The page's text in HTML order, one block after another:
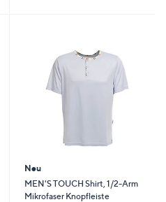
Neu
MEN'S TOUCH Shirt, 1/2-Arm
Mikrofaser Knopfleiste